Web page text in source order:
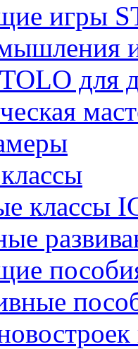
игры
для
классы